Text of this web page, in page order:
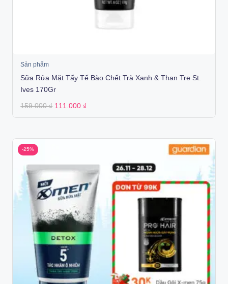
Sản phẩm
Sữa Rửa Mặt Tẩy Tế Bào Chết Trà Xanh & Than Tre St.
Ives 170Gr
159.000₫ Original
was:
111.000 ₫
is:
-25%